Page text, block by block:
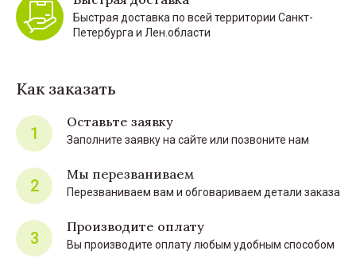
Быстрая доставка по всей территории Санкт-
Петербурга и Лен.области
Как заказать
1
Оставьте заявку
Заполните заявку на сайте или позвоните нам
2
Мы перезваниваем
Перезваниваем вам и обговариваем детали заказа
3
Производите оплату
Вы производите оплату любым удобным способом